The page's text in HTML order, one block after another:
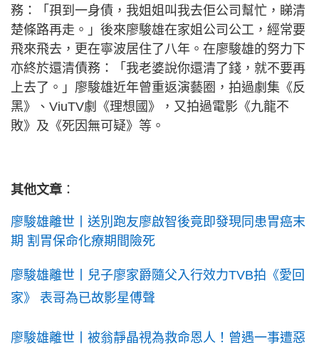
務：「孭到一身債，我姐姐叫我去佢公司幫忙，睇清
楚條路再走。」後來廖駿雄在家姐公司公工，經常要
飛來飛去，更在寧波居住了八年。在廖駿雄的努力下
亦終於還清債務：「我老婆說你還清了錢，就不要再
上去了。」廖駿雄近年曾重返演藝圈，拍過劇集《反
黑》、ViuTV劇《理想國》，又拍過電影《九龍不
敗》及《死因無可疑》等。
其他文章 ：
廖駿雄離世丨送別跑友廖啟智後竟即發現同患胃癌末
期 割胃保命化療期間險死
廖駿雄離世丨兒子廖家爵隨父入行效力TVB拍《愛回
家》 表哥為已故影星傅聲
廖駿雄離世丨被翁靜晶視為救命恩人！曾遇一事遭惡